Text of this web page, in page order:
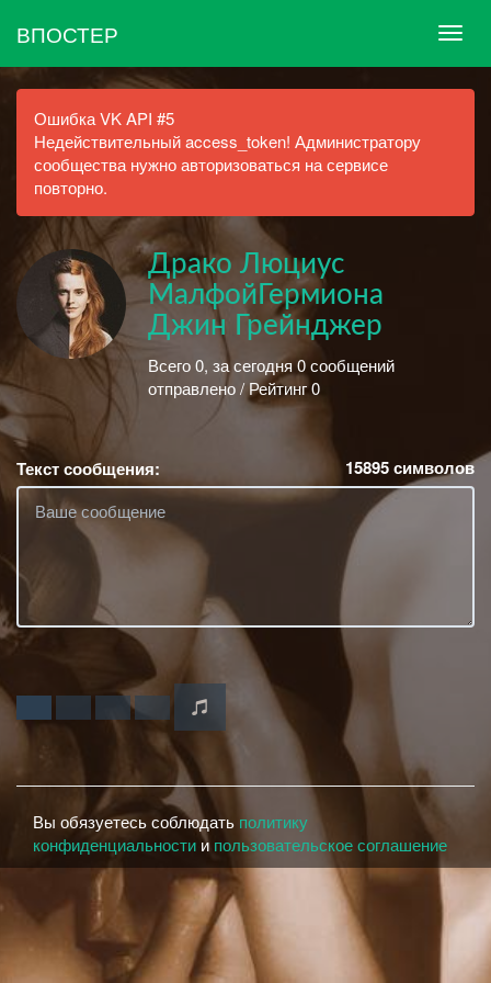
ВПОСТЕР
Ошибка VK API #5
Недействительный access_token! Администратору
сообщества нужно авторизоваться на сервисе
повторно.
Драко Люциус
МалфойГермиона
Джин Грейнджер
Всего 0, за сегодня 0 сообщений
отправлено / Рейтинг 0
Текст сообщения: 15895символов
Вы обязуетесь соблюдать политику
конфиденциальности и пользовательское соглашение